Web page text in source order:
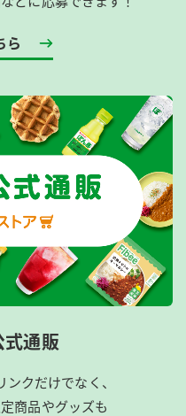
ら
式通販
クだけでなく、
商品やグッズも